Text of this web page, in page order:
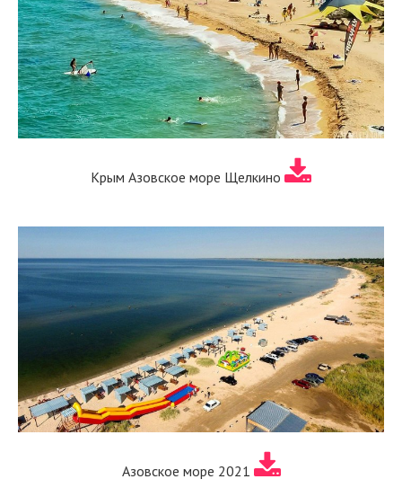
Крым Азовское море Щелкино
Азовское море 2021